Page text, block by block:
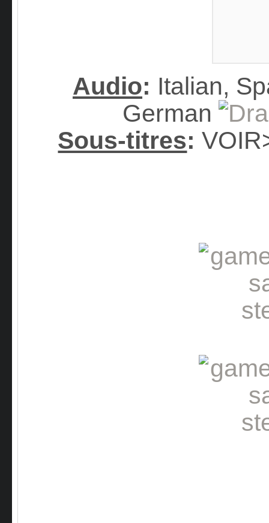
Audio: Italian,
German
Sous-titres: